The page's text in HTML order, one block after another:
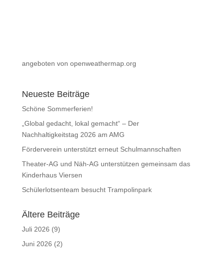
angeboten von openweathermap.org
Neueste Beiträge
Schöne Sommerferien!
„Global gedacht, lokal gemacht“ – Der
Nachhaltigkeitstag 2026 am AMG
Förderverein unterstützt erneut Schulmannschaften
Theater-AG und Näh-AG unterstützen gemeinsam das
Kinderhaus Viersen
Schülerlotsenteam besucht Trampolinpark
Ältere Beiträge
Juli 2026 (9)
Juni 2026 (2)